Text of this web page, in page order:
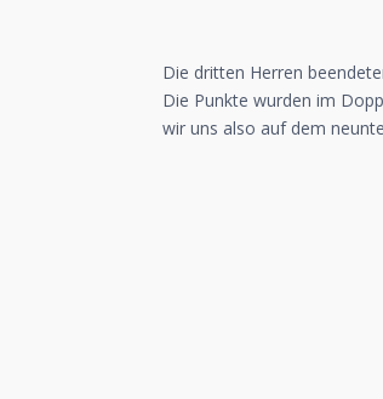
Die dritten Herren
Die Punkte wurden im
wir uns also auf dem